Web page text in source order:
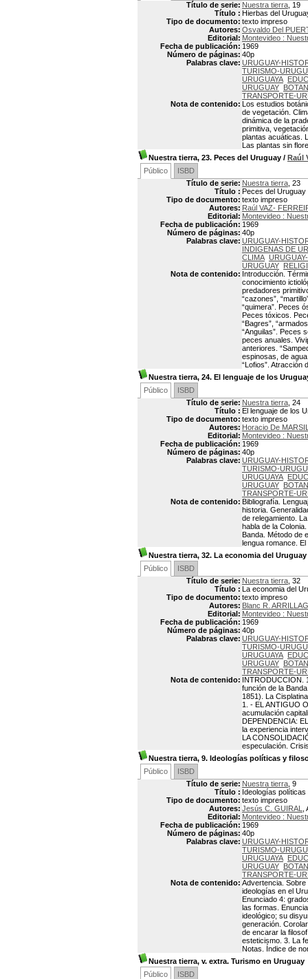
Título de serie: Nuestra tierra , 19
Título : Hierbas del
Tipo de documento: texto impreso
Autores: Osvaldo Del
Editorial: Montevideo :
Fecha de publicación: 1969
Número de páginas: 40p
Palabras clave: URUGUAY-
TURISMO-
URUGUAYA
URUGUAY
TRANSPORTE-
Nota de contenido: Los estudios
de vegetación.
dinámica de la
primitiva,
plantas acuáticas.
Las plantas sin
Nuestra tierra, 23. Peces del Uruguay / Raúl
Público
ISBD
Título de serie: Nuestra tierra , 23
Título : Peces del Uruguay
Tipo de documento: texto impreso
Autores: Raúl VAZ-
Editorial: Montevideo :
Fecha de publicación: 1969
Número de páginas: 40p
Palabras clave: URUGUAY-
INDIGENAS DE
CLIMA
URUGUAY
Nota de contenido: Introducción.
conocimiento
predadores
“cazones”,
“quimera”. Peces
Peces tóxicos.
“Bagres”,
“Anguilas”. Peces
peces anuales.
anteriores.
espinosas, de
“Lofios”. Atracción
Nuestra tierra, 24. El lenguaje de los
Público
ISBD
Título de serie: Nuestra tierra , 24
Título : El lenguaje de los
Tipo de documento: texto impreso
Autores: Horacio De
Editorial: Montevideo :
Fecha de publicación: 1969
Número de páginas: 40p
Palabras clave: URUGUAY-
TURISMO-
URUGUAYA
URUGUAY
TRANSPORTE-
Nota de contenido: Bibliografía.
historia.
de relegamiento.
habla de la
Banda. Método de
lengua romance.
Nuestra tierra, 32. La economia del
Público
ISBD
Título de serie: Nuestra tierra , 32
Título : La economia del
Tipo de documento: texto impreso
Autores: Blanc R.
Editorial: Montevideo :
Fecha de publicación: 1969
Número de páginas: 40p
Palabras clave: URUGUAY-
TURISMO-
URUGUAYA
URUGUAY
TRANSPORTE-
Nota de contenido: INTRODUCCION.
función de la
1851). La
1. - EL ANTIGUO
acumulación
DEPENDENCIA:
la experiencia
LA
especulación.
Nuestra tierra, 9. Ideologías políticas y
Público
ISBD
Título de serie: Nuestra tierra , 9
Título : Ideologías
Tipo de documento: texto impreso
Autores: Jesús C. GUIRAL
Editorial: Montevideo :
Fecha de publicación: 1969
Número de páginas: 40p
Palabras clave: URUGUAY-
TURISMO-
URUGUAYA
URUGUAY
TRANSPORTE-
Nota de contenido: Advertencia.
ideologías en el
Enunciado 4:
las formas.
ideológico; su
generación.
de encarar la
esteticismo. 3. La
Notas. Índice de
Nuestra tierra, v. extra. Turismo en Uruguay
Público
ISBD